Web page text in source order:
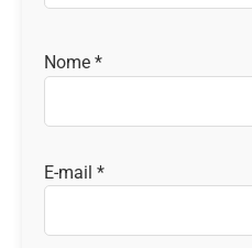
Nome *
E-mail *